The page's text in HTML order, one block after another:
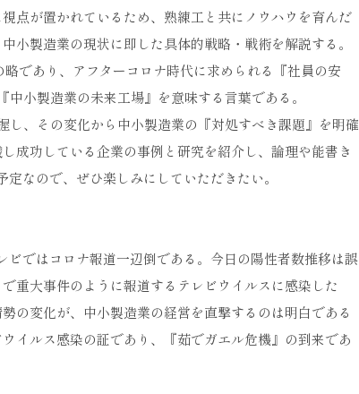
点が置かれているため、熟練工と共にノウハウを育んだ
小製造業の現状に即した具体的戦略・戦術を解説する。
あり、アフターコロナ時代に求められる『社員の安
小製造業の未来工場』を意味する言葉である。
、その変化から中小製造業の『対処すべき課題』を明確
成功している企業の事例と研究を紹介し、論理や能書き
なので、ぜひ楽しみにしていただきたい。
ではコロナ報道一辺倒である。今日の陽性者数推移は誤
重大事件のように報道するテレビウイルスに感染した
の変化が、中小製造業の経営を直撃するのは明白である
ルス感染の証であり、『茹でガエル危機』の到来であ